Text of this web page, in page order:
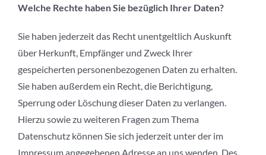
Welche Rechte haben Sie bezüglich Ihrer Daten?
Sie haben jederzeit das Recht unentgeltlich Auskunft
über Herkunft, Empfänger und Zweck Ihrer
gespeicherten personenbezogenen Daten zu erhalten.
Sie haben außerdem ein Recht, die Berichtigung,
Sperrung oder Löschung dieser Daten zu verlangen.
Hierzu sowie zu weiteren Fragen zum Thema
Datenschutz können Sie sich jederzeit unter der im
Impressum angegebenen Adresse an uns wenden. Des